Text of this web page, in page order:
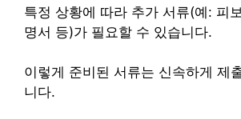
특정 상황에 따라 추가 서류(예: 피
명서 등)가 필요할 수 있습니다.
이렇게 준비된 서류는 신속하게 제
니다.